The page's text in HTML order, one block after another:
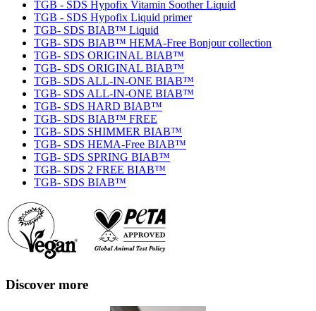
TGB - SDS Hypofix Vitamin Soother Liquid
TGB - SDS Hypofix Liquid primer
TGB- SDS BIAB™ Liquid
TGB- SDS BIAB™ HEMA-Free Bonjour collection
TGB- SDS ORIGINAL BIAB™
TGB- SDS ORIGINAL BIAB™
TGB- SDS ALL-IN-ONE BIAB™
TGB- SDS ALL-IN-ONE BIAB™
TGB- SDS HARD BIAB™
TGB- SDS BIAB™ FREE
TGB- SDS SHIMMER BIAB™
TGB- SDS HEMA-Free BIAB™
TGB- SDS SPRING BIAB™
TGB- SDS 2 FREE BIAB™
TGB- SDS BIAB™
Discover more